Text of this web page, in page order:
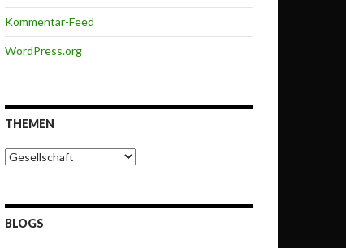
Kommentar-Feed
WordPress.org
THEMEN
Themen
BLOGS